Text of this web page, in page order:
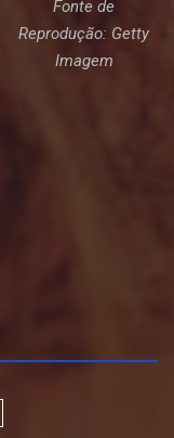
Fonte de
Reprodução: Getty
Imagem